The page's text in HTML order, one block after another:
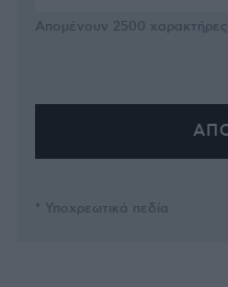
Απομένουν 2500 χαρακτήρες
* Υποχρεωτικά πεδία